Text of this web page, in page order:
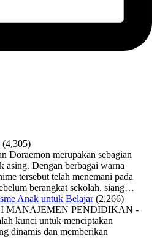
(4,305)
Doraemon merupakan sebagian
asing. Dengan berbagai warna
tersebut telah menemani pada
berangkat sekolah, siang…
Anak untuk Belajar (2,266)
MANAJEMEN PENDIDIKAN -
kunci untuk menciptakan
dinamis dan memberikan